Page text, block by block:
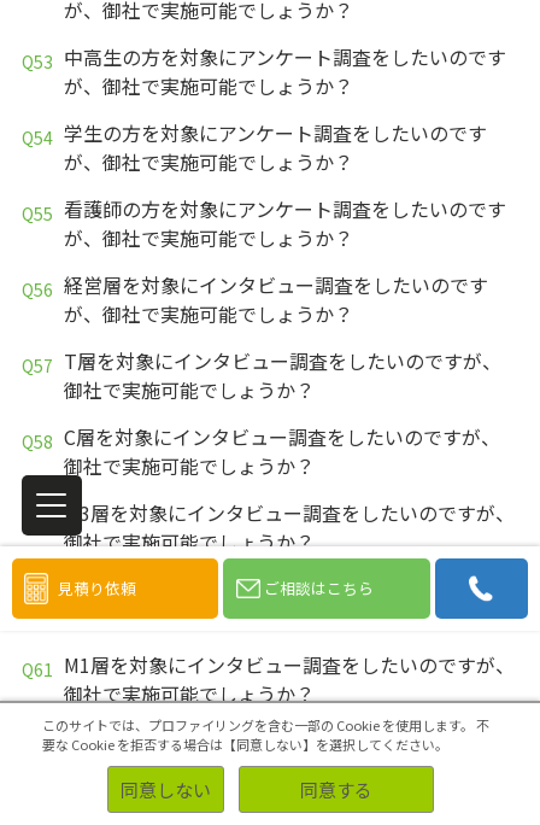
が、御社で実施可能でしょうか？
中高生の方を対象にアンケート調査をしたいのです
が、御社で実施可能でしょうか？
学生の方を対象にアンケート調査をしたいのです
が、御社で実施可能でしょうか？
看護師の方を対象にアンケート調査をしたいのです
が、御社で実施可能でしょうか？
経営層を対象にインタビュー調査をしたいのです
が、御社で実施可能でしょうか？
T層を対象にインタビュー調査をしたいのですが、
御社で実施可能でしょうか？
C層を対象にインタビュー調査をしたいのですが、
御社で実施可能でしょうか？
M3層を対象にインタビュー調査をしたいのですが、
御社で実施可能でしょうか？
M2層を対象にインタビュー調査をしたいのですが、
御社で実施可能でしょうか？
M1層を対象にインタビュー調査をしたいのですが、
御社で実施可能でしょうか？
F3層を対象にインタビュー調査をしたいのですが、
御社で実施可能でしょうか？
F2層を対象にインタビュー調査をしたいのですが、
見積り依頼 ご相談はこちら
このサイトでは、プロファイリングを含む一部の Cookie を使用します。 不
要な Cookie を拒否する場合は【同意しない】を選択してください。
同意しない 同意する